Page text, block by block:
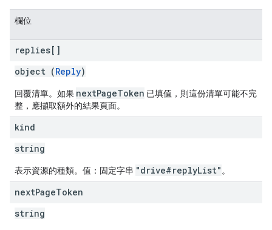
欄位
replies[]
object (Reply)
回覆清單。如果 nextPageToken 已填值，則這份清單可能不完
整，應擷取額外的結果頁面。
kind
string
表示資源的種類。值：固定字串 "drive#replyList" 。
nextPageToken
string